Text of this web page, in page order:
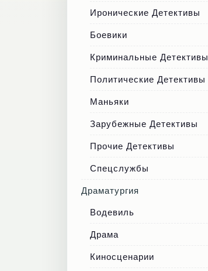
Иронические Детективы
Боевики
Криминальные Детективы
Политические Детективы
Маньяки
Зарубежные Детективы
Прочие Детективы
Спецслужбы
Драматургия
Водевиль
Драма
Киносценарии